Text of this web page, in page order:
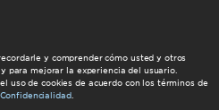
y comprender cómo usted y otros
para mejorar la experiencia del usuario.
uso de cookies de acuerdo con los términos de
Confidencialidad.